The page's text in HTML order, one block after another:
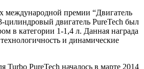
международной премии “Двигатель
цилиндровый двигатель PureTech был
в категории 1-1,4 л. Данная награда
и динамические
Turbo PureTech началось в марте 2014